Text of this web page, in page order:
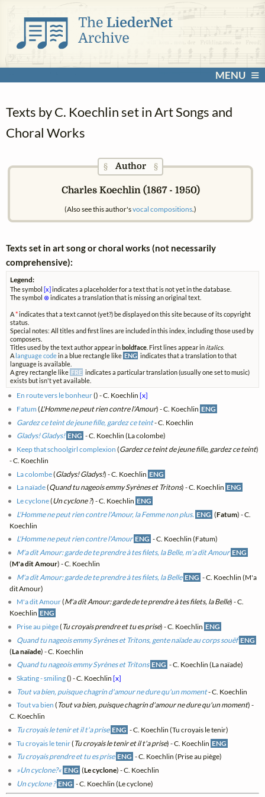
MENU
Texts by C. Koechlin set in Art Songs and
Choral Works
§ Author§
Charles Koechlin (1867 - 1950)
(Also see this author'svocal compositions.)
Texts set in art song or choral works (not necessarily
comprehensive):
Legend:
The symbol[x]indicates a placeholder for a text that is not yet in the database.
The symbol ⊗indicates a translation that is missing an original text.
A*indicates that a text cannot (yet?) be displayed on this site because of its copyright
status.
Special notes: All titles and first lines are included in this index, including those used by
composers.
Titles used by the text author appear inboldface . First lines appear in italics.
A language codein a blue rectangle like ENG indicates that a translation to that
language is available.
A grey rectangle like FRE indicates a particular translation (usually one set to music)
exists but isn't yet available.
En route vers le bonheur() - C. Koechlin[x]
Fatum (L'Homme ne peut rien contre l'Amour) - C. Koechlin ENG
Gardez ce teint de jeune fille, gardez ce teint- C. Koechlin
Gladys! Gladys! ENG - C. Koechlin (La colombe)
Keep that schoolgirl complexion (Gardez ce teint de jeune fille, gardez ce teint)
- C. Koechlin
La colombe(Gladys! Gladys!) - C. Koechlin ENG
La naïade(Quand tu nageois emmy Syrènes et Tritons) - C. Koechlin ENG
Le cyclone(Un cyclone ?) - C. Koechlin ENG
L'Homme ne peut rien contre l'Amour, la Femme non plus. ENG (Fatum) - C.
Koechlin
L'Homme ne peut rien contre l'Amour ENG - C. Koechlin (Fatum)
M'a dit Amour: garde de te prendre à tes filets, la Belle, m'a dit Amour ENG
(M'a dit Amour) - C. Koechlin
M'a dit Amour: garde de te prendre à tes filets, la Belle ENG - C. Koechlin (M'a
dit Amour)
M'a dit Amour(M'a dit Amour: garde de te prendre à tes filets, la Belle) - C.
Koechlin ENG
Prise au piège( Tu croyais prendre et tu es prise) - C. Koechlin ENG
Quand tu nageois emmy Syrènes et Tritons, gente naïade au corps souëf ENG
(La naïade) - C. Koechlin
Quand tu nageois emmy Syrènes et Tritons ENG - C. Koechlin (La naïade)
Skating - smiling() - C. Koechlin[x]
Tout va bien, puisque chagrin d'amour ne dure qu'un moment- C. Koechlin
Tout va bien ( Tout va bien, puisque chagrin d'amour ne dure qu'un moment) -
C. Koechlin
Tu croyais le tenir et il t'a prise ENG - C. Koechlin (Tu croyais le tenir)
Tu croyais le tenir( Tu croyais le tenir et il t'a prise) - C. Koechlin ENG
Tu croyais prendre et tu es prise ENG - C. Koechlin (Prise au piège)
»Un cyclone?« ENG (Le cyclone) - C. Koechlin
Un cyclone ? ENG - C. Koechlin (Le cyclone)